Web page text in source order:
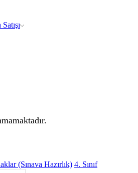
(Sınava Hazırlık) 4. Sınıf